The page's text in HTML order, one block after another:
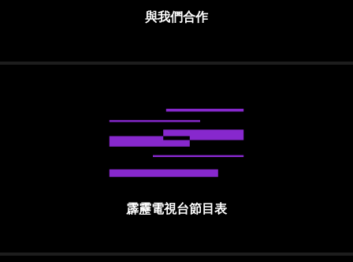
與我們合作
霹靂電視台節目表